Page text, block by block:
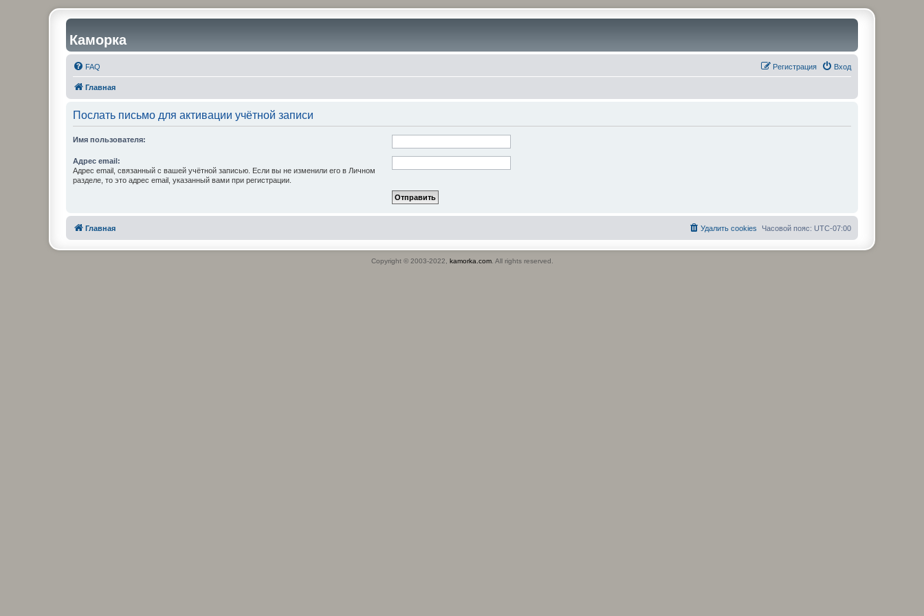
Каморка
FAQ Вход
Регистрация
Главная
Послать письмо для активации учётной записи
Имя пользователя:
Адрес email:
Адрес email, связанный с вашей учётной записью. Если вы не изменили его в Личном
разделе, то это адрес email, указанный вами при регистрации.
Главная Часовой пояс: UTC-07:00
Удалить cookies
Copyright © 2003-2022, kamorka.com. All rights reserved.